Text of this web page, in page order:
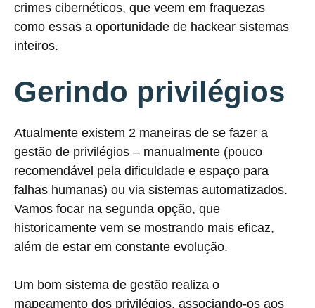
crimes cibernéticos, que veem em fraquezas
como essas a oportunidade de hackear sistemas
inteiros.
Gerindo privilégios
Atualmente existem 2 maneiras de se fazer a
gestão de privilégios – manualmente (pouco
recomendável pela dificuldade e espaço para
falhas humanas) ou via sistemas automatizados.
Vamos focar na segunda opção, que
historicamente vem se mostrando mais eficaz,
além de estar em constante evolução.
Um bom sistema de gestão realiza o
mapeamento dos privilégios, associando-os aos